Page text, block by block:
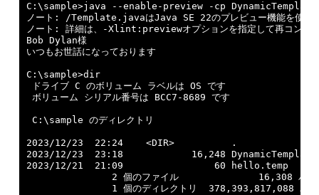
C:\sample>java --enable-preview -cp
ノート: /Template.javaはJava SE 22のプレビュー機能を使用
ノート: 詳細は、-Xlint:previewオプションを指定して再コンパイ
Bob Dylan様
いつもお世話になっております
C:\sample>dir
ドライブ C のボリューム ラベルは OS です
ボリューム シリアル番号は BCC7-8689 です
C:\sample のディレクトリ
2023/12/23  22:24    <DIR>          .
2023/12/23  23:18            16,248
2023/12/21  21:09                60 hello.temp
2 個のファイル              16,308 バイ
1 個のディレクトリ  378,393,817,088 バイ